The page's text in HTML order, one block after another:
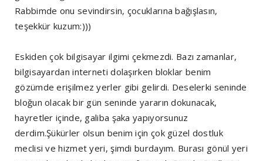
Rabbimde onu sevindirsin, çocuklarına bağışlasın,
teşekkür kuzum:)))
Eskiden çok bilgisayar ilgimi çekmezdi. Bazı zamanlar,
bilgisayardan interneti dolaşırken bloklar benim
gözümde erişilmez yerler gibi gelirdi. Deselerki seninde
bloğun olacak bir gün seninde yararın dokunacak,
hayretler içinde, galiba şaka yapıyorsunuz
derdim.Şükürler olsun benim için çok güzel dostluk
meclisi ve hizmet yeri, şimdi burdayım. Burası gönül yeri